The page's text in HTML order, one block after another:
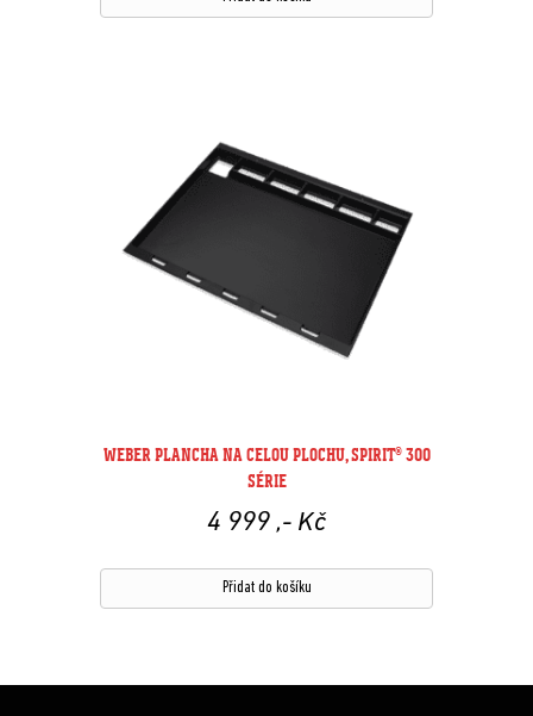
WEBER PLANCHA NA CELOU PLOCHU, SPIRIT® 300
SÉRIE
4 999 ,- Kč
Přidat do košíku